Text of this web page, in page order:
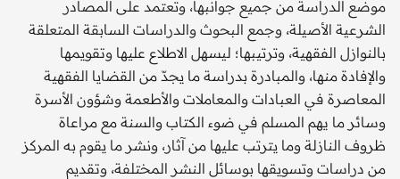
موضع الدراسة من جميع جوانبها، وتعتمد على المصادر
الشرعية الأصيلة، وجمع البحوث والدراسات السابقة المتعلقة
بالنوازل الفقهية، وترتيبها؛ ليسهل الاطلاع عليها وتقويمها
والإفادة منها، والمبادرة بدراسة ما يجدّ من القضايا الفقهية
المعاصرة في العبادات والمعاملات والأطعمة وشؤون الأسرة
وسائر ما يهم المسلم في ضوء الكتاب والسنة مع مراعاة
ظروف النازلة وما يترتب عليها من آثار، ونشر ما يقوم به المركز
من دراسات وتسويقها بوسائل النشر المختلفة، وتقديم